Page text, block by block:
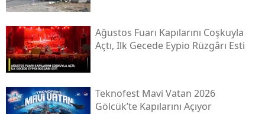
Ağustos Fuarı Kapılarını Coşkuyla
Açtı, Ilk Gecede Eypio Rüzgârı Esti
Teknofest Mavi Vatan 2026
Gölcük’te Kapılarını Açıyor